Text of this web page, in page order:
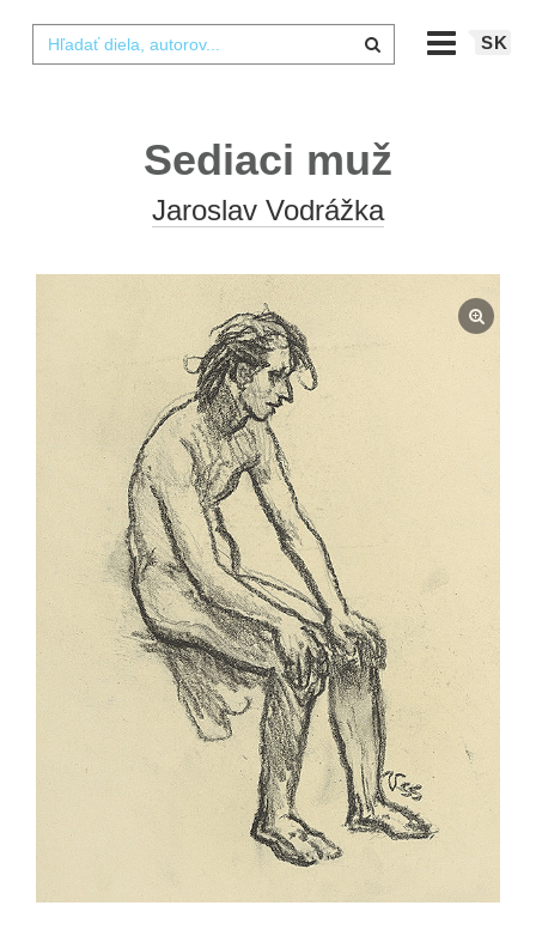
SK
Sediaci muž
Jaroslav Vodrážka